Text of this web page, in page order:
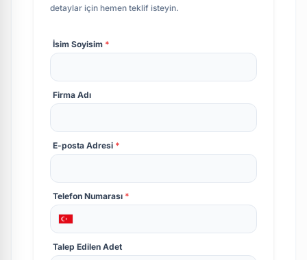
detaylar için hemen teklif isteyin.
İsim Soyisim *
Firma Adı
E-posta Adresi *
Telefon Numarası *
Talep Edilen Adet